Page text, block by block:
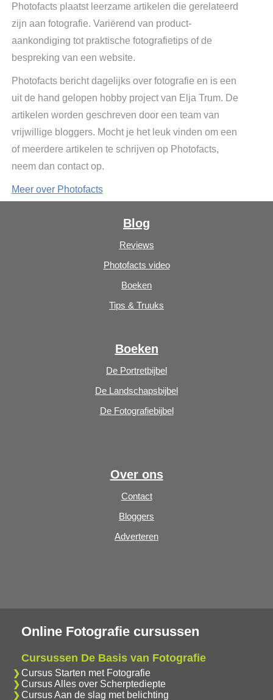
Photofacts plaatst leerzame artikelen die gerelateerd
zijn aan fotografie. Variërend van product-
aankondiging tot praktische fotografietips of de
bespreking van een website.
Photofacts bericht dagelijks over fotografie en is een
uit de hand gelopen hobby project van Elja Trum. De
artikelen worden geschreven door een team van
vrijwillige bloggers. Mocht je het leuk vinden om een
of meerdere artikelen te schrijven op Photofacts,
neem dan contact op.
Meer over Photofacts
Blog
Reviews
Photofacts video
Boeken
Tips & Truuks
Boeken
De Portretbijbel
De Landschapsbijbel
De Fotografiebijbel
Over ons
Contact
Bloggers
Adverteren
Online Fotografie cursussen
Cursussen De Basis van Fotografie
Cursus Starten met Fotografie
Cursus Alles over Scherptediepte
Cursus Aan de slag met belichting